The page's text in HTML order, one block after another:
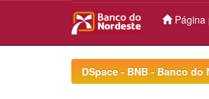
Página
DSpace - BNB - Banco